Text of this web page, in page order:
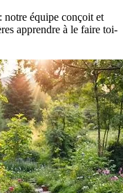
équipe conçoit et
apprendre à le faire toi-